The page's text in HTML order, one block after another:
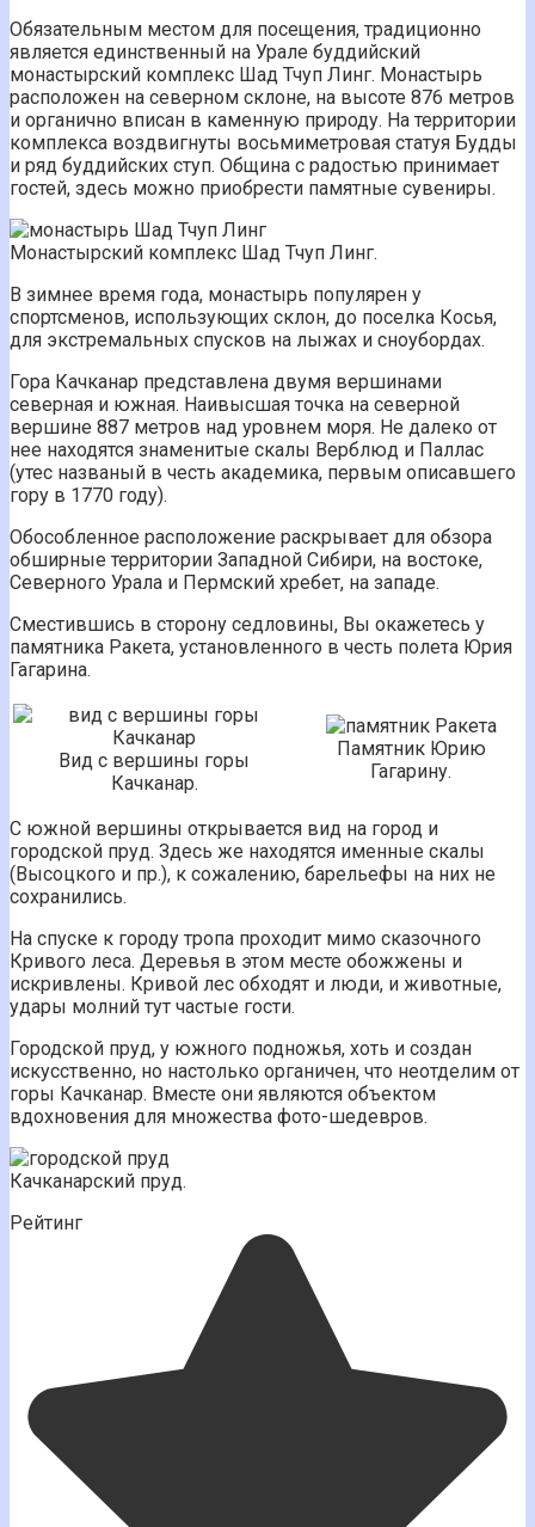
Обязательным местом для посещения, традиционно
является единственный на Урале буддийский
монастырский комплекс Шад Тчуп Линг. Монастырь
расположен на северном склоне, на высоте 876 метров
и органично вписан в каменную природу. На территории
комплекса воздвигнуты восьмиметровая статуя Будды
и ряд буддийских ступ. Община с радостью принимает
гостей, здесь можно приобрести памятные сувениры.
Монастырский комплекс Шад Тчуп Линг.
В зимнее время года, монастырь популярен у
спортсменов, использующих склон, до поселка Косья,
для экстремальных спусков на лыжах и сноубордах.
Гора Качканар представлена двумя вершинами
северная и южная. Наивысшая точка на северной
вершине 887 метров над уровнем моря. Не далеко от
нее находятся знаменитые скалы Верблюд и Паллас
(утес названый в честь академика, первым описавшего
гору в 1770 году).
Обособленное расположение раскрывает для обзора
обширные территории Западной Сибири, на востоке,
Северного Урала и Пермский хребет, на западе.
Сместившись в сторону седловины, Вы окажетесь у
памятника Ракета, установленного в честь полета Юрия
Гагарина.
Вид с вершины горы
Качканар.
Памятник Юрию
Гагарину.
С южной вершины открывается вид на город и
городской пруд. Здесь же находятся именные скалы
(Высоцкого и пр.), к сожалению, барельефы на них не
сохранились.
На спуске к городу тропа проходит мимо сказочного
Кривого леса. Деревья в этом месте обожжены и
искривлены. Кривой лес обходят и люди, и животные,
удары молний тут частые гости.
Городской пруд, у южного подножья, хоть и создан
искусственно, но настолько органичен, что неотделим от
горы Качканар. Вместе они являются объектом
вдохновения для множества фото-шедевров.
Качканарский пруд.
Рейтинг